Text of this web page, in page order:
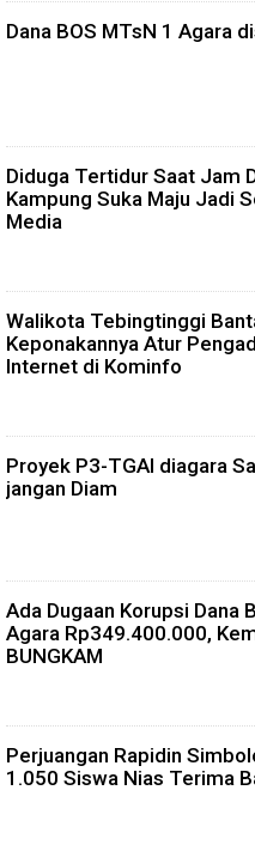
Dana BOS MTsN 1 Agara
Diduga Tertidur Saat Jam
Kampung Suka Maju Jadi
Media
Walikota Tebingtinggi
Keponakannya Atur
Internet di Kominfo
Proyek P3-TGAI diagara
jangan Diam
Ada Dugaan Korupsi Dana
Agara Rp349.400.000,
BUNGKAM
Perjuangan Rapidin
1.050 Siswa Nias Terima